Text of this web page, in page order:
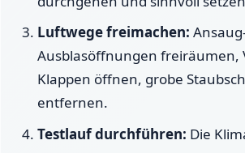
Luftwege freimachen:
Ausblasöffnungen freiräumen,
Klappen öffnen, grobe
entfernen.
Testlauf durchführen: Die